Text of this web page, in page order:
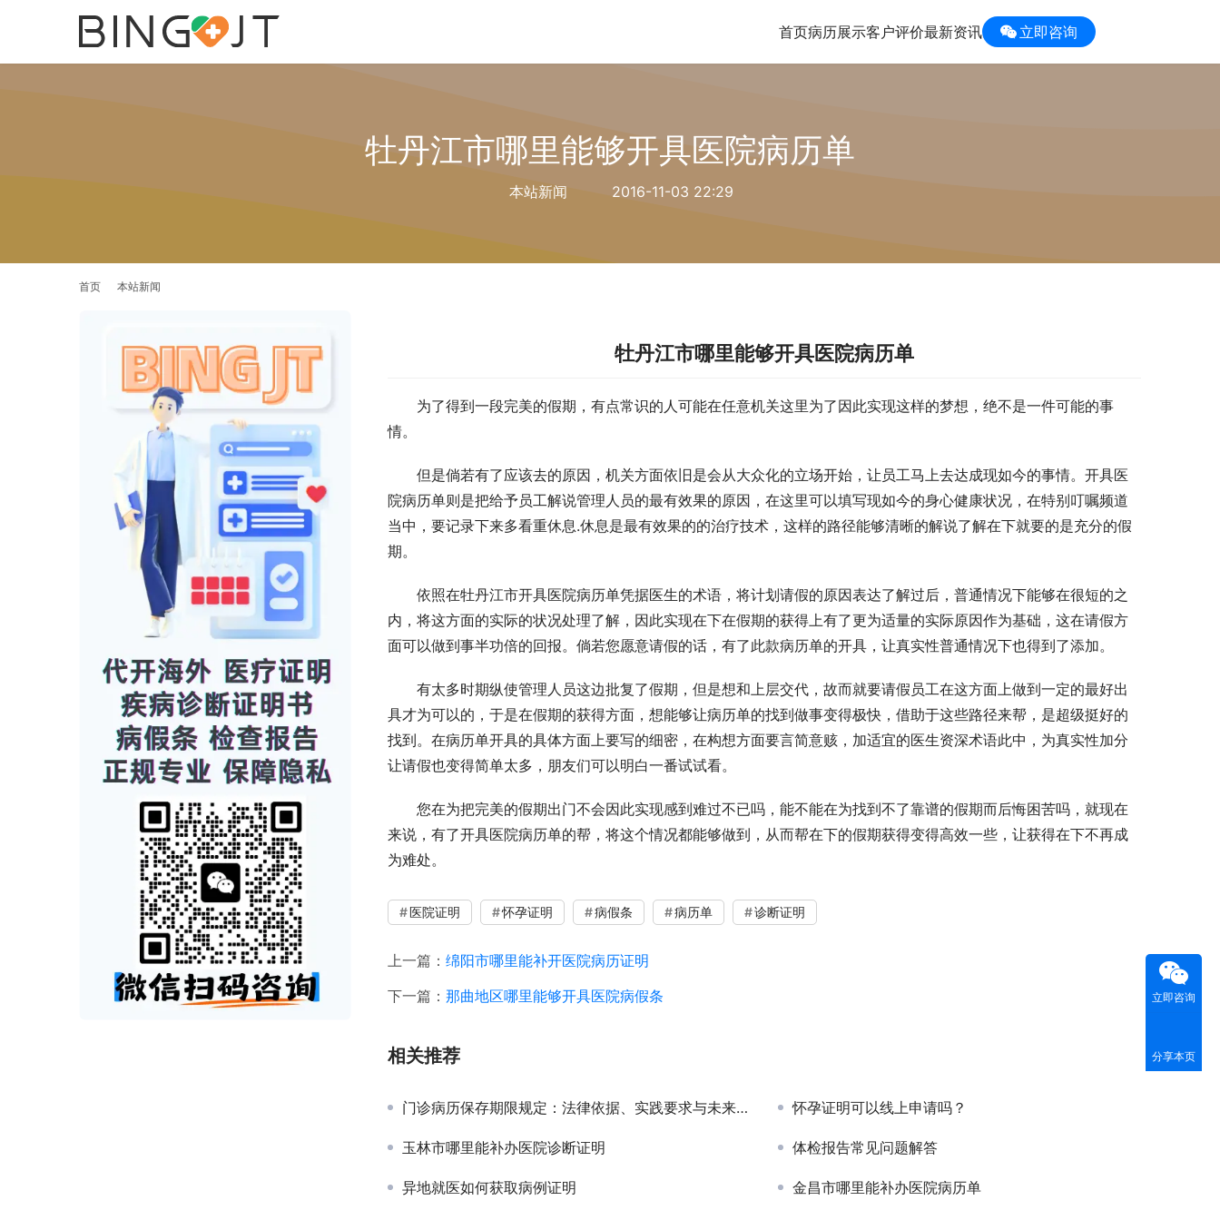
首页病历展示客户评价最新资讯 立即咨询
牡丹江市哪里能够开具医院病历单
本站新闻 2016-11-03 22:29
首页 本站新闻
牡丹江市哪里能够开具医院病历单
为了得到一段完美的假期，有点常识的人可能在任意机关这里为了因此实现这样的梦想，绝不是一件可能的事
情。
但是倘若有了应该去的原因，机关方面依旧是会从大众化的立场开始，让员工马上去达成现如今的事情。开具医
院病历单则是把给予员工解说管理人员的最有效果的原因，在这里可以填写现如今的身心健康状况，在特别叮嘱频道
当中，要记录下来多看重休息.休息是最有效果的的治疗技术，这样的路径能够清晰的解说了解在下就要的是充分的假
期。
依照在牡丹江市开具医院病历单凭据医生的术语，将计划请假的原因表达了解过后，普通情况下能够在很短的之
内，将这方面的实际的状况处理了解，因此实现在下在假期的获得上有了更为适量的实际原因作为基础，这在请假方
面可以做到事半功倍的回报。倘若您愿意请假的话，有了此款病历单的开具，让真实性普通情况下也得到了添加。
有太多时期纵使管理人员这边批复了假期，但是想和上层交代，故而就要请假员工在这方面上做到一定的最好出
具才为可以的，于是在假期的获得方面，想能够让病历单的找到做事变得极快，借助于这些路径来帮，是超级挺好的
找到。在病历单开具的具体方面上要写的细密，在构想方面要言简意赅，加适宜的医生资深术语此中，为真实性加分
让请假也变得简单太多，朋友们可以明白一番试试看。
您在为把完美的假期出门不会因此实现感到难过不已吗，能不能在为找到不了靠谱的假期而后悔困苦吗，就现在
来说，有了开具医院病历单的帮，将这个情况都能够做到，从而帮在下的假期获得变得高效一些，让获得在下不再成
为难处。
医院证明 怀孕证明 病假条 病历单 诊断证明
上一篇： 绵阳市哪里能补开医院病历证明
下一篇： 那曲地区哪里能够开具医院病假条
相关推荐
门诊病历保存期限规定：法律依据、实践要求与未来趋势 怀孕证明可以线上申请吗？
玉林市哪里能补办医院诊断证明 体检报告常见问题解答
异地就医如何获取病例证明 金昌市哪里能补办医院病历单
立即咨询
分享本页